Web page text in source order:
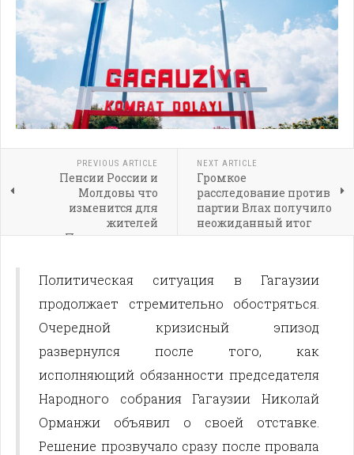
PREVIOUS ARTICLE
Пенсии России и
Молдовы что
изменится для
жителей
Приднестровья
NEXT ARTICLE
Громкое
расследование против
партии Влах получило
неожиданный итог
Политическая ситуация в Гагаузии
продолжает стремительно обостряться.
Очередной кризисный эпизод
развернулся после того, как
исполняющий обязанности председателя
Народного собрания Гагаузии Николай
Орманжи объявил о своей отставке.
Решение прозвучало сразу после провала